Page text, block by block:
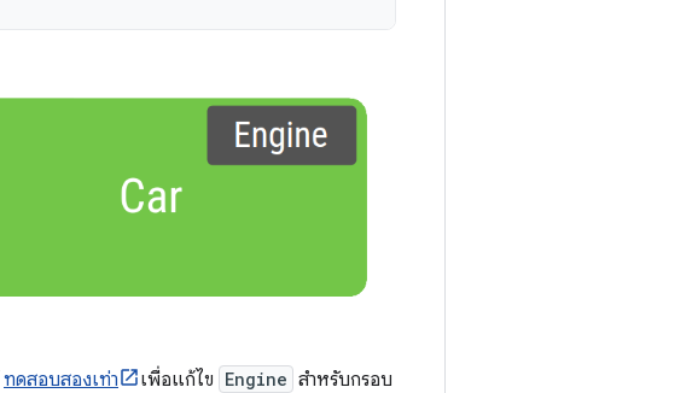
ทดสอบสองเท่า เพื่อแก้ไข Engine สำหรับกรอบ